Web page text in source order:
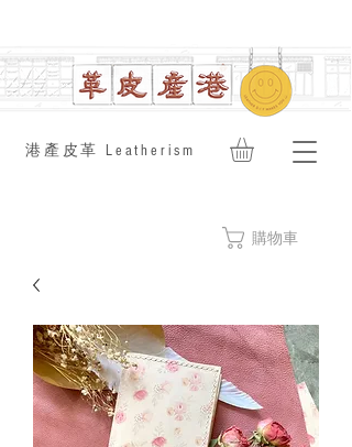
​港產皮革 Leatherism
購物車